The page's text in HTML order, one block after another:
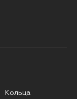
Кольца